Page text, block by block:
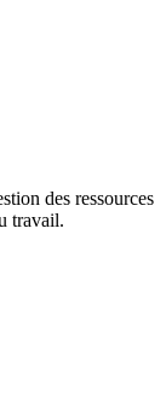
des ressources
travail.